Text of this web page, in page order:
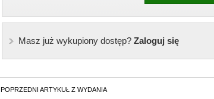
Masz już wykupiony dostęp?Zaloguj się
POPRZEDNI ARTYKUŁ Z WYDANIA